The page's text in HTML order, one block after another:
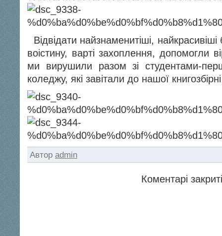
Відвідати найзнаменитіші,
воістину, варті захоплення, допомогли
ми вирушили разом зі студентами-
коледжу, які завітали до нашої
Автор admin
Коментарі